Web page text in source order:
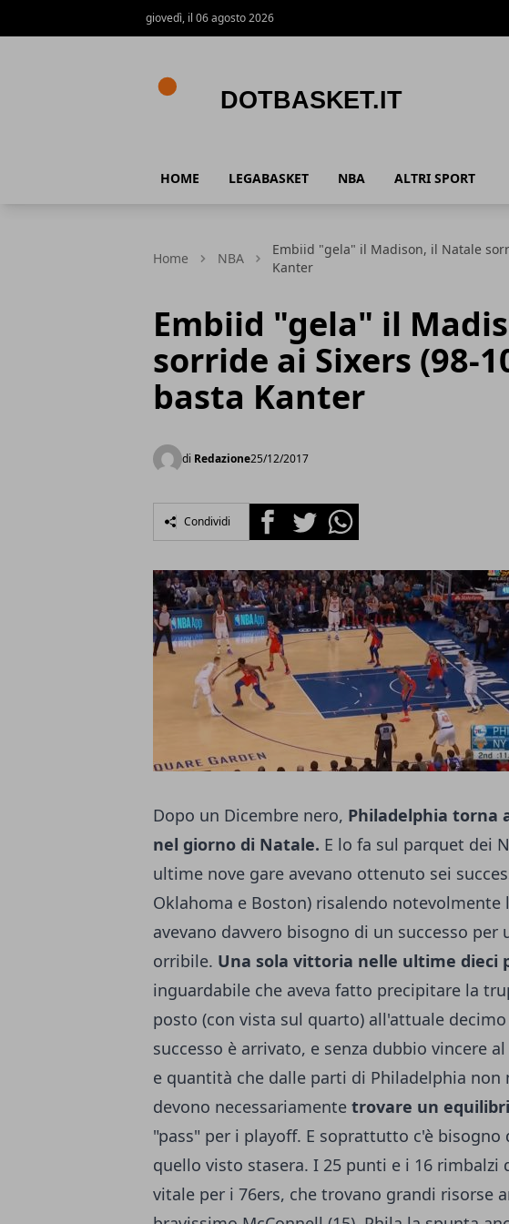
giovedì, il 06 agosto 2026
HOME LEGABASKET NBA ALTRI SPORT
Home NBA
Embiid "gela" il Madison, il Natale
Kanter
Embiid "gela" il
sorride ai Sixers (98-
basta Kanter
di Redazione25/12/2017
Condividi FacebookTwitterWhatsapp
Dopo un Dicembre nero, Philadelphia torna
nel giorno di Natale. E lo fa sul parquet dei
ultime nove gare avevano ottenuto sei
Oklahoma e Boston) risalendo notevolmente
avevano davvero bisogno di un successo
orribile. Una sola vittoria nelle ultime dieci
inguardabile che aveva fatto precipitare la
posto (con vista sul quarto) all'attuale
successo è arrivato, e senza dubbio vincere
e quantità che dalle parti di Philadelphia non
devono necessariamente trovare un
"pass" per i playoff. E soprattutto c'è bisogno
quello visto stasera. I 25 punti e i 16 rimbalzi
vitale per i 76ers, che trovano grandi risorse